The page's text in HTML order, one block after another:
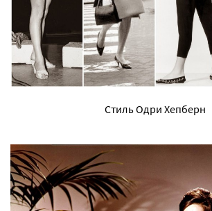
Стиль Одри Хепберн